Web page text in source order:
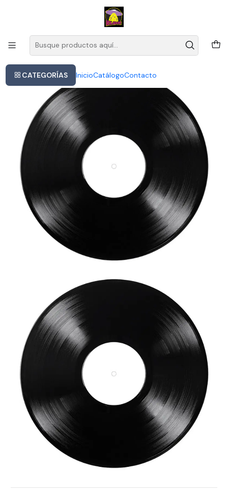
CATEGORÍAS InicioCatálogoContacto
Este es el texto del slide